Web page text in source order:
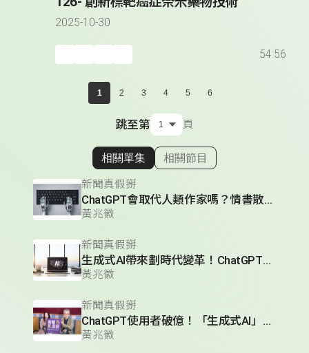
2025-10-30
54:56
1 2 3 4 5 6
跳至第 頁
顯示相關單集
相關單集 相關節目
新聞真假掰
ChatGPT會取代人類作家嗎？情書散文小說翻譯都難不倒它？AI「渣男」讓你不小心還會愛上它？
黃兆徽
新聞真假掰
生成式AI帶來劃時代變革！ChatGPT有哪些技術突破？
黃兆徽
新聞真假掰
ChatGPT使用者破億！「生成式AI」是什麼？人工智慧將帶來人類生活的重大變革！
黃兆徽